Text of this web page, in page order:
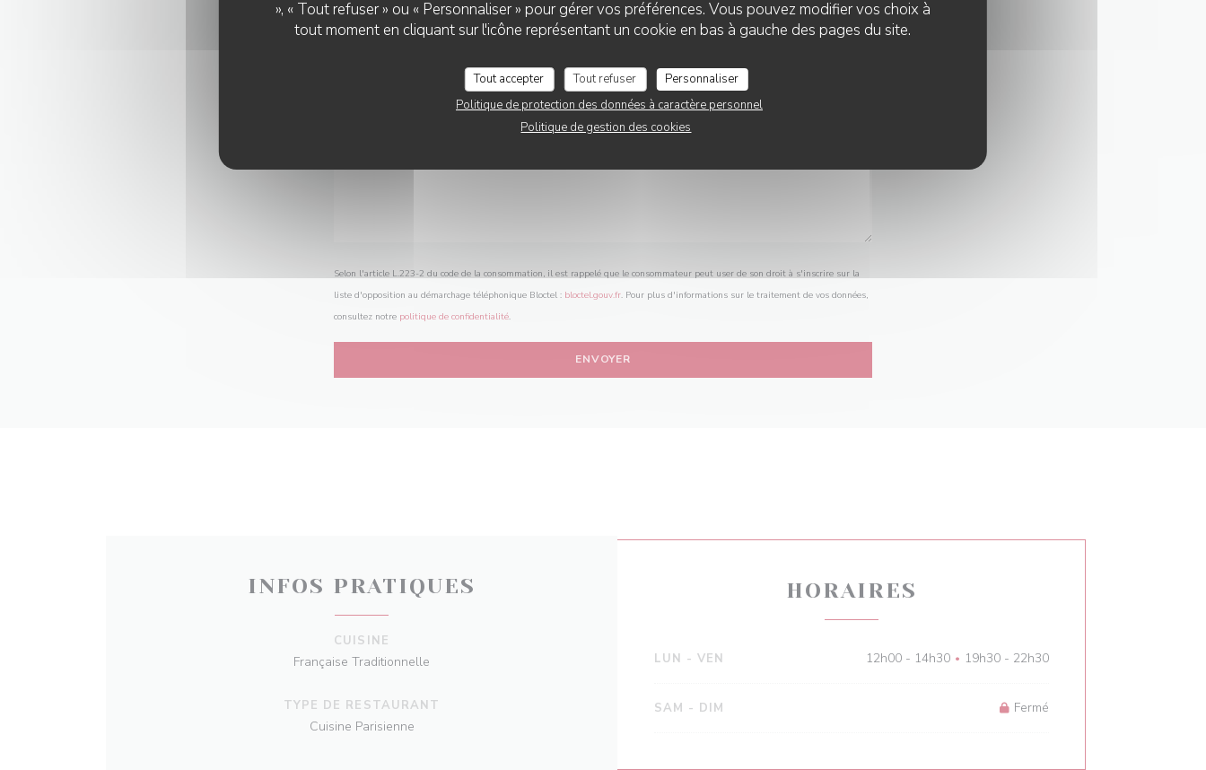
», « Tout refuser » ou « Personnaliser » pour gérer vos préférences. Vous pouvez modifier vos choix à
tout moment en cliquant sur l'icône représentant un cookie en bas à gauche des pages du site.
Tout accepter Tout refuser
Personnaliser
Politique de protection des données à caractère personnel
Politique de gestion des cookies
Selon l'article L.223-2 du code de la consommation, il est rappelé que le consommateur peut user de son droit à s'inscrire sur la
liste d'opposition au démarchage téléphonique Bloctel : bloctel.gouv.fr. Pour plus d'informations sur le traitement de vos données,
consultez notre politique de confidentialité.
INFOS PRATIQUES
CUISINE
Française Traditionnelle
TYPE DE RESTAURANT
Cuisine Parisienne
HORAIRES
LUN -VEN 12h00 - 14h30 • 19h30 - 22h30
SAM - DIM Fermé